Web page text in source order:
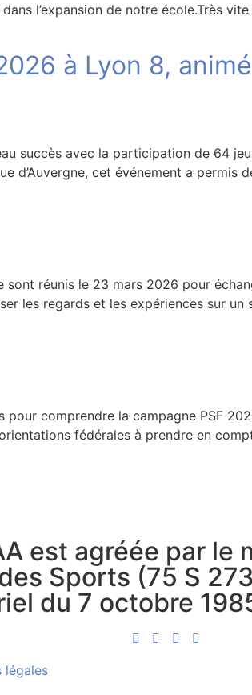
l’expansion de notre école.Très
à Lyon 8,
succès avec la participation de 64
d’Auvergne, cet événement a permis
sont réunis le 23 mars 2026 pour
les regards et les expériences sur un
pour comprendre la campagne PSF
fédérales à prendre en
est agréée par le
Sports (75 S
du 7 octobre
légales